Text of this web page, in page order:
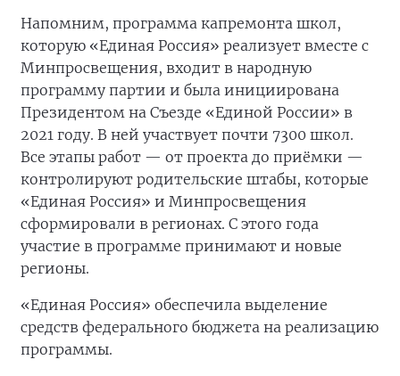
Напомним, программа капремонта школ,
которую «Единая Россия» реализует вместе с
Минпросвещения, входит в народную
программу партии и была инициирована
Президентом на Съезде «Единой России» в
2021 году. В ней участвует почти 7300 школ.
Все этапы работ — от проекта до приёмки —
контролируют родительские штабы, которые
«Единая Россия» и Минпросвещения
сформировали в регионах. С этого года
участие в программе принимают и новые
регионы.
«Единая Россия» обеспечила выделение
средств федерального бюджета на реализацию
программы.